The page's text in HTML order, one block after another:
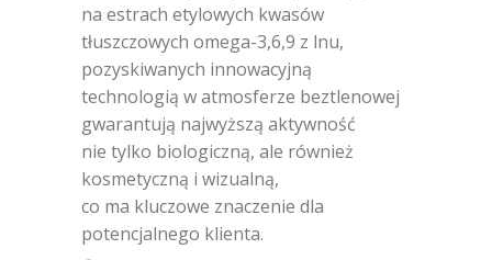
na estrach etylowych kwasów
tłuszczowych omega-3,6,9 z lnu,
pozyskiwanych innowacyjną
technologią w atmosferze beztlenowej
gwarantują najwyższą aktywność
nie tylko biologiczną, ale również
kosmetyczną i wizualną,
co ma kluczowe znaczenie dla
potencjalnego klienta.